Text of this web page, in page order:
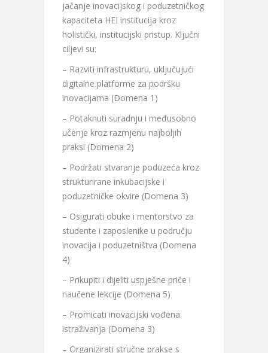
jačanje inovacijskog i poduzetničkog
kapaciteta HEI institucija kroz
holistički, institucijski pristup. Ključni
ciljevi su:
– Razviti infrastrukturu, uključujući
digitalne platforme za podršku
inovacijama (Domena 1)
– Potaknuti suradnju i međusobno
učenje kroz razmjenu najboljih
praksi (Domena 2)
– Podržati stvaranje poduzeća kroz
strukturirane inkubacijske i
poduzetničke okvire (Domena 3)
– Osigurati obuke i mentorstvo za
studente i zaposlenike u području
inovacija i poduzetništva (Domena
4)
– Prikupiti i dijeliti uspješne priče i
naučene lekcije (Domena 5)
– Promicati inovacijski vođena
istraživanja (Domena 3)
– Organizirati stručne prakse s